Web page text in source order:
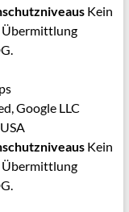
Kein
Übermittlung
Google LLC
USA
Kein
Übermittlung